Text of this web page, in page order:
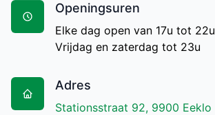
Openingsuren
Elke dag open van 17u tot 22u
Vrijdag en zaterdag tot 23u
Adres
Stationsstraat 92, 9900 Eeklo